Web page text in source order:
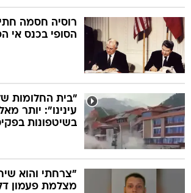
רוסיה חסמה
הסופי בכנס אי
"בית החלומות
עינינו": יותר
בשיטפונות
"צרחתי והוא
מצלמת פעמון